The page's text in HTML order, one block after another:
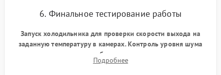
6. Финальное тестирование работы
Запуск холодильника для проверки скорости выхода на
заданную температуру в камерах. Контроль уровня шума
компрессора, отсутствия обмерзания стенок и корректного
срабатывания системы автоматической оттайки.
Подробнее